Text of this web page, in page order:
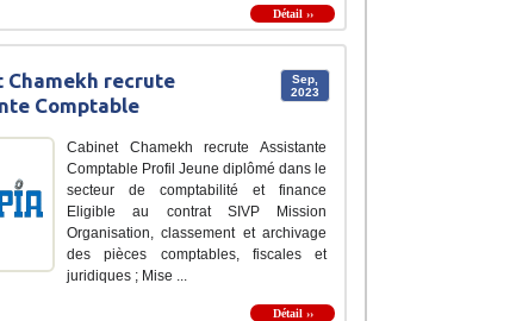
Détail ››
Sep,
2023
Chamekh recrute
Comptable
Cabinet Chamekh recrute Assistante
Comptable Profil Jeune diplômé dans le
secteur de comptabilité et finance
Eligible au contrat SIVP Mission
Organisation, classement et archivage
des pièces comptables, fiscales et
juridiques ; Mise ...
Détail ››